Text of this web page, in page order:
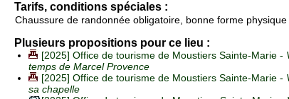
Tarifs, conditions spéciales :
Chaussure de randonnée obligatoire, bonne forme physique
Plusieurs propositions pour ce lieu :
[2025] Office de tourisme de Moustiers Sainte-Marie -
temps de Marcel Provence
[2025] Office de tourisme de Moustiers Sainte-Marie -
sa chapelle